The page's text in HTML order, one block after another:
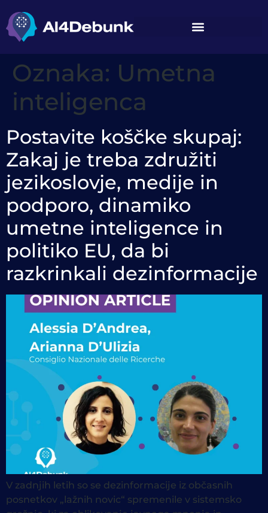
vsebino
Oznaka: Umetna
inteligenca
Postavite koščke skupaj:
Zakaj je treba združiti
jezikoslovje, medije in
podporo, dinamiko
umetne inteligence in
politiko EU, da bi
razkrinkali dezinformacije
V zadnjih letih so se dezinformacije iz občasnih
posnetkov „lažnih novic“ spremenile v sistemsko